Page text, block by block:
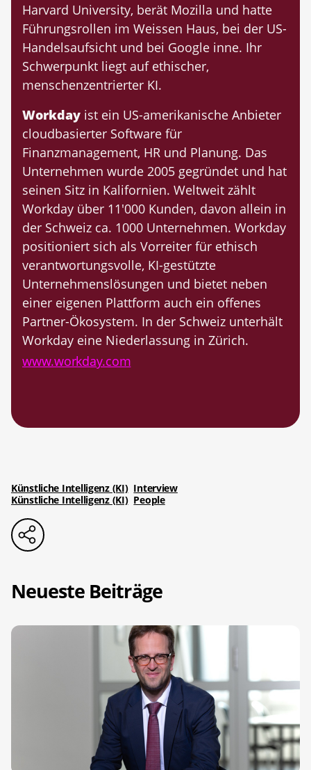
Harvard University, berät Mozilla und hatte
Führungsrollen im Weissen Haus, bei der US-
Handelsaufsicht und bei Google inne. Ihr
Schwerpunkt liegt auf ethischer,
menschenzentrierter KI.
Workday ist ein US-amerikanische Anbieter
cloudbasierter Software für
Finanzmanagement, HR und Planung. Das
Unternehmen wurde 2005 gegründet und hat
seinen Sitz in Kalifornien. Weltweit zählt
Workday über 11'000 Kunden, davon allein in
der Schweiz ca. 1000 Unternehmen. Workday
positioniert sich als Vorreiter für ethisch
verantwortungsvolle, KI-gestützte
Unternehmenslösungen und bietet neben
einer eigenen Plattform auch ein offenes
Partner-Ökosystem. In der Schweiz unterhält
Workday eine Niederlassung in Zürich.
www.workday.com
Künstliche Intelligenz (KI) Interview
Künstliche Intelligenz (KI) People
Neueste Beiträge